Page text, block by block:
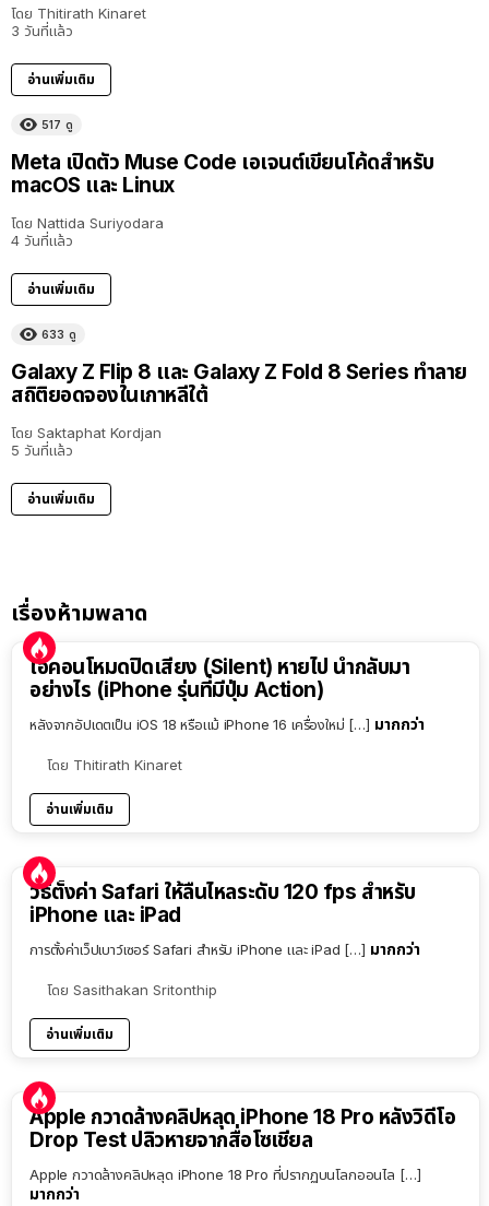
โดย Thitirath Kinaret
3 วันที่แล้ว
อ่านเพิ่มเติม
517 ดู
Meta เปิดตัว Muse Code เอเจนต์เขียนโค้ดสำหรับ
macOS และ Linux
โดย Nattida Suriyodara
4 วันที่แล้ว
อ่านเพิ่มเติม
633 ดู
Galaxy Z Flip 8 และ Galaxy Z Fold 8 Series ทำลาย
สถิติยอดจองในเกาหลีใต้
โดย Saktaphat Kordjan
5 วันที่แล้ว
อ่านเพิ่มเติม
เรื่องห้ามพลาด
ไอคอนโหมดปิดเสียง (Silent) หายไป นำกลับมา
อย่างไร (iPhone รุ่นที่มีปุ่ม Action)
หลังจากอัปเดตเป็น iOS 18 หรือแม้ iPhone 16 เครื่องใหม่ […] มากกว่า
โดย Thitirath Kinaret
อ่านเพิ่มเติม
วิธีตั้งค่า Safari ให้ลื่นไหลระดับ 120 fps สำหรับ
iPhone และ iPad
การตั้งค่าเว็ปเบาว์เซอร์ Safari สำหรับ iPhone และ iPad […] มากกว่า
โดย Sasithakan Sritonthip
อ่านเพิ่มเติม
Apple กวาดล้างคลิปหลุด iPhone 18 Pro หลังวิดีโอ
Drop Test ปลิวหายจากสื่อโซเชียล
Apple กวาดล้างคลิปหลุด iPhone 18 Pro ที่ปรากฏบนโลกออนไล […]
มากกว่า